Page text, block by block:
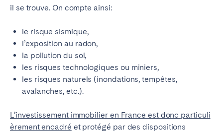
il se trouve. On compte ainsi:
le risque sismique,
l’exposition au radon,
la pollution du sol,
les risques technologiques ou miniers,
les risques naturels (inondations, tempêtes,
avalanches, etc.).
L’investissement immobilier en France est donc particuli
èrement encadré et protégé par des dispositions